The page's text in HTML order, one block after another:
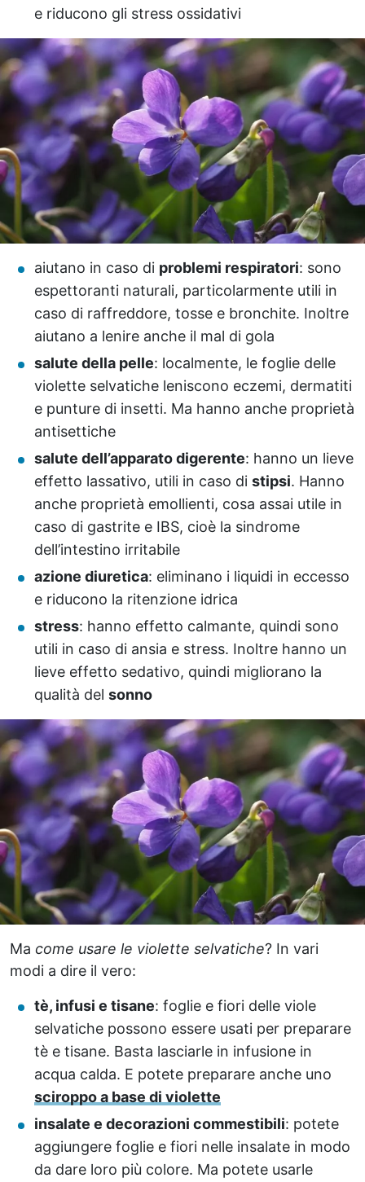
e riducono gli stress ossidativi
aiutano in caso di problemi respiratori: sono
espettoranti naturali, particolarmente utili in
caso di raffreddore, tosse e bronchite. Inoltre
aiutano a lenire anche il mal di gola
salute della pelle: localmente, le foglie delle
violette selvatiche leniscono eczemi, dermatiti
e punture di insetti. Ma hanno anche proprietà
antisettiche
salute dell’apparato digerente: hanno un lieve
effetto lassativo, utili in caso di stipsi. Hanno
anche proprietà emollienti, cosa assai utile in
caso di gastrite e IBS, cioè la sindrome
dell’intestino irritabile
azione diuretica: eliminano i liquidi in eccesso
e riducono la ritenzione idrica
stress: hanno effetto calmante, quindi sono
utili in caso di ansia e stress. Inoltre hanno un
lieve effetto sedativo, quindi migliorano la
qualità del sonno
Ma come usare le violette selvatiche? In vari
modi a dire il vero:
tè, infusi e tisane: foglie e fiori delle viole
selvatiche possono essere usati per preparare
tè e tisane. Basta lasciarle in infusione in
acqua calda. E potete preparare anche uno
sciroppo a base di violette
insalate e decorazioni commestibili: potete
aggiungere foglie e fiori nelle insalate in modo
da dare loro più colore. Ma potete usarle